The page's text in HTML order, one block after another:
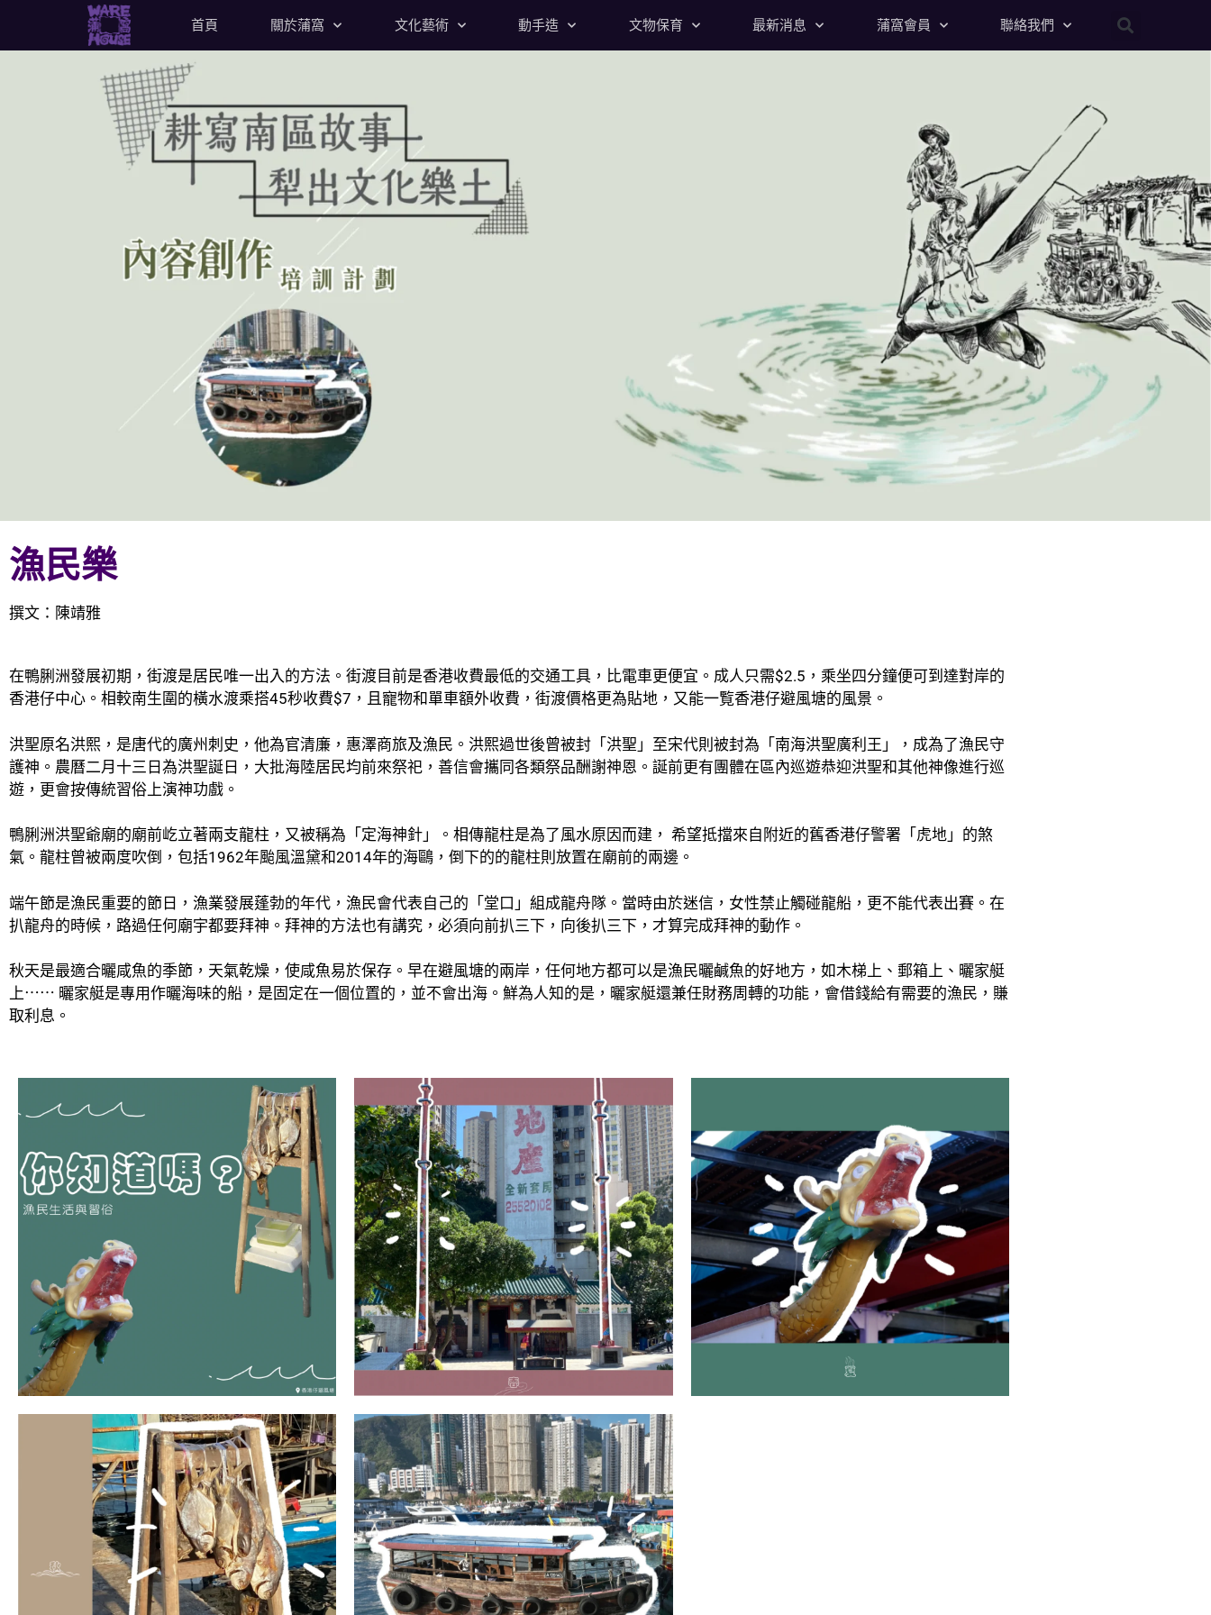
首頁 關於蒲窩 文化藝術 動手造 文物保育 最新消息 蒲窩會員 聯絡我們
漁民樂
撰文：陳靖雅
在鴨脷洲發展初期，街渡是居民唯一出入的方法。街渡目前是香港收費最低的交通工具，比電車更便宜。成人只需$2.5，乘坐四分鐘便可到達對岸的
香港仔中心。相較南生圍的橫水渡乘搭45秒收費$7，且寵物和單車額外收費，街渡價格更為貼地，又能一覧香港仔避風塘的風景。
洪聖原名洪熙，是唐代的廣州刺史，他為官清廉，惠澤商旅及漁民。洪熙過世後曾被封「洪聖」至宋代則被封為「南海洪聖廣利王」，成為了漁民守
護神。農曆二月十三日為洪聖誕日，大批海陸居民均前來祭祀，善信會攜同各類祭品酬謝神恩。誕前更有團體在區內巡遊恭迎洪聖和其他神像進行巡
遊，更會按傳統習俗上演神功戲。
鴨脷洲洪聖爺廟的廟前屹立著兩支龍柱，又被稱為「定海神針」。相傳龍柱是為了風水原因而建， 希望抵擋來自附近的舊香港仔警署「虎地」的煞
氣。龍柱曾被兩度吹倒，包括1962年颱風溫黛和2014年的海鷗，倒下的的龍柱則放置在廟前的兩邊。
端午節是漁民重要的節日，漁業發展蓬勃的年代，漁民會代表自己的「堂口」組成龍舟隊。當時由於迷信，女性禁止觸碰龍船，更不能代表出賽。在
扒龍舟的時候，路過任何廟宇都要拜神。拜神的方法也有講究，必須向前扒三下，向後扒三下，才算完成拜神的動作。
秋天是最適合曬咸魚的季節，天氣乾燥，使咸魚易於保存。早在避風塘的兩岸，任何地方都可以是漁民曬鹹魚的好地方，如木梯上、郵箱上、曬家艇
上⋯⋯ 曬家艇是專用作曬海味的船，是固定在一個位置的，並不會出海。鮮為人知的是，曬家艇還兼任財務周轉的功能，會借錢給有需要的漁民，賺
取利息。